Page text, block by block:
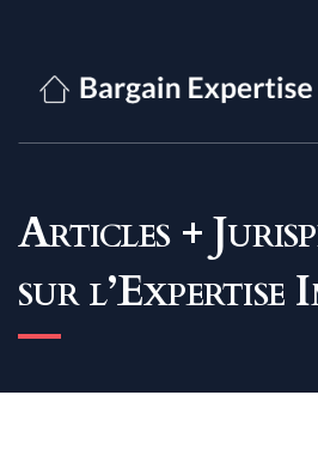
Articles +
sur l’Expertise